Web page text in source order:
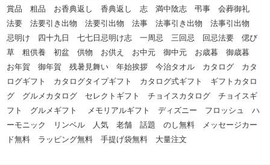
賞品 粗品 お香典返し 香典返し 志 満中陰志 弔事 会葬御礼
法要 法要引き出物 法要引出物 法事 法事引き出物 法事引出物
忌明け 四十九日 七七日忌明け志 一周忌 三回忌 回忌法要 偲び
草 粗供養 初盆 供物 お供え お中元 御中元 お歳暮 御歳暮
お年賀 御年賀 残暑見舞い 年始挨拶 今治タオル カタログ カタ
ログギフト カタログタイプギフト カタログ式ギフト ギフトカタロ
グ グルメカタログ セレクトギフト チョイスカタログ チョイスギ
フト グルメギフト メモリアルギフト ディズニー フロッシュ ハ
ーモニック リンベル 人気 老舗 話題 のし無料 メッセージカー
ド無料 ラッピング無料 手提げ袋無料 大量注文